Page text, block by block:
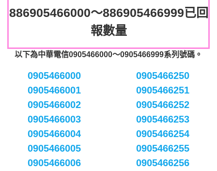
886905466000～886905466999已回
報數量
以下為中華電信0905466000～0905466999系列號碼。
0905466000
0905466001
0905466002
0905466003
0905466004
0905466005
0905466006
0905466250
0905466251
0905466252
0905466253
0905466254
0905466255
0905466256